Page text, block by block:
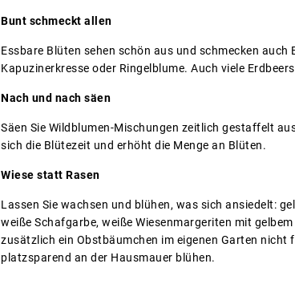
Bunt schmeckt allen
Essbare Blüten sehen schön aus und schmecken
Kapuzinerkresse oder Ringelblume. Auch viele
Nach und nach säen
Säen Sie Wildblumen-Mischungen zeitlich gestaffelt
sich die Blütezeit und erhöht die Menge an Blüten.
Wiese statt Rasen
Lassen Sie wachsen und blühen, was sich ansiedelt:
weiße Schafgarbe, weiße Wiesenmargeriten mit
zusätzlich ein Obstbäumchen im eigenen Garten nicht
platzsparend an der Hausmauer blühen.